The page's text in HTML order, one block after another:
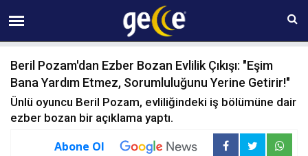
08 AĞUSTOS Cumartesi 21:16
Beril Pozam'dan Ezber Bozan Evlilik Çıkışı: "Eşim
Bana Yardım Etmez, Sorumluluğunu Yerine Getirir!"
Ünlü oyuncu Beril Pozam, evliliğindeki iş bölümüne dair
ezber bozan bir açıklama yaptı.
Abone Ol